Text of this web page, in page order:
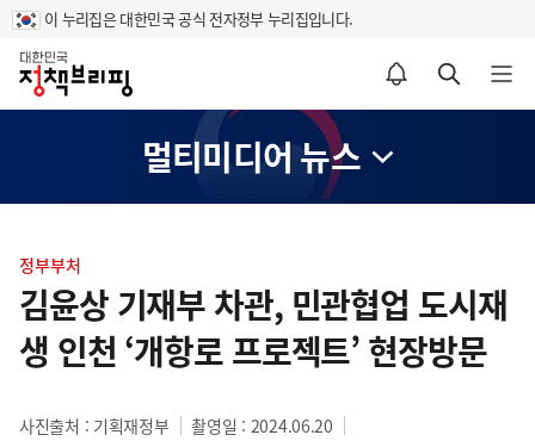
이 누리집은 대한민국 공식 전자정부 누리집입니다.
홈
알림설정 바로가기 검색 바로가기 메뉴 열기
멀티미디어 뉴스
텐
츠
역
정부부처
김윤상 기재부 차관, 민관협업 도시재
생 인천 ‘개항로 프로젝트’ 현장방문
사진출처 : 기획재정부
촬영일 : 2024.06.20